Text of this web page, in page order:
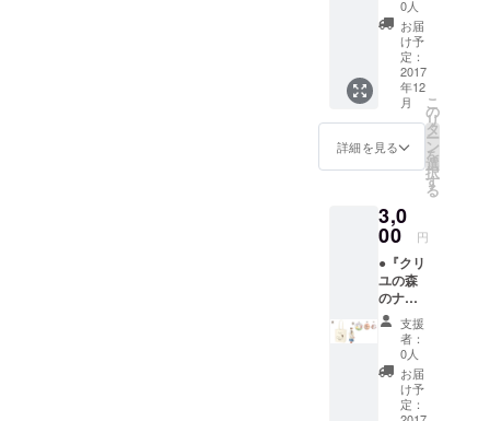
多少異
なる場
合があ
りま
す。 ③
缶バッ
ジ3個
セット
※トップ
Sから、
それぞ
れお好
みのも
のを１
個づつ
お選び
頂けま
す。 ④
ポスト
カード
３枚
セット
①手書
きお礼
状 ②
ファス
ナー
ポーチ
（W13×
H10×D
６cm）
コット
ン生地
※写真は
イメー
ジで絵
柄の大
きさや
位置は
多少異
なる場
合があ
りま
0人
お届
け予
定：
2017
年12
月
詳細を見る
こ
の
リ
タ
ー
ン
を
選
択
す
る
3,0
00 円
●『クリ
ユの森
のナル
ビィ』
グッズ
【C】
セット
①手書
きお礼
支援
者：
0人
お届
け予
定：